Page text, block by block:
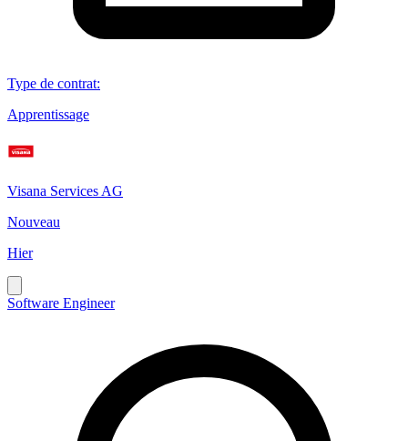
Type de contrat:
Apprentissage
Visana Services AG
Nouveau
Hier
Software Engineer